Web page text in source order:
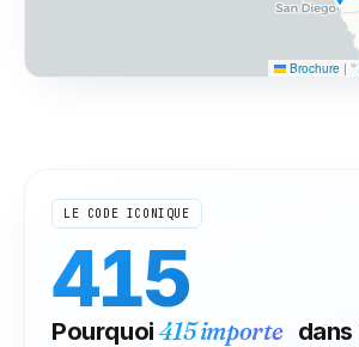
Brochure | ©
LE CODE ICONIQUE
415
Pourquoi415importe dans